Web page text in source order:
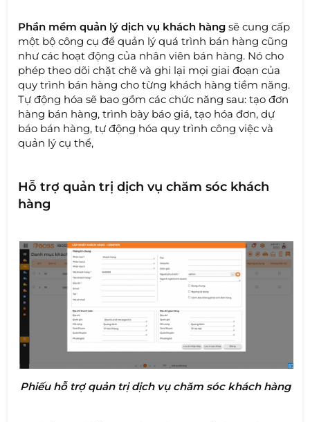
Phần mềm quản lý dịch vụ khách hàngsẽ cung cấp
một bộ công cụ để quản lý quá trình bán hàng cũng
như các hoạt động của nhân viên bán hàng. Nó cho
phép theo dõi chặt chẽ và ghi lại mọi giai đoạn của
quy trình bán hàng cho từng khách hàng tiềm năng.
Tự động hóa sẽ bao gồm các chức năng sau: tạo đơn
hàng bán hàng, trình bày báo giá, tạo hóa đơn, dự
báo bán hàng, tự động hóa quy trình công việc và
quản lý cụ thể,
Hỗ trợ quản trị dịch vụ chăm sóc khách
hàng
Phiếu hỗ trợ quản trị dịch vụ chăm sóc khách hàng